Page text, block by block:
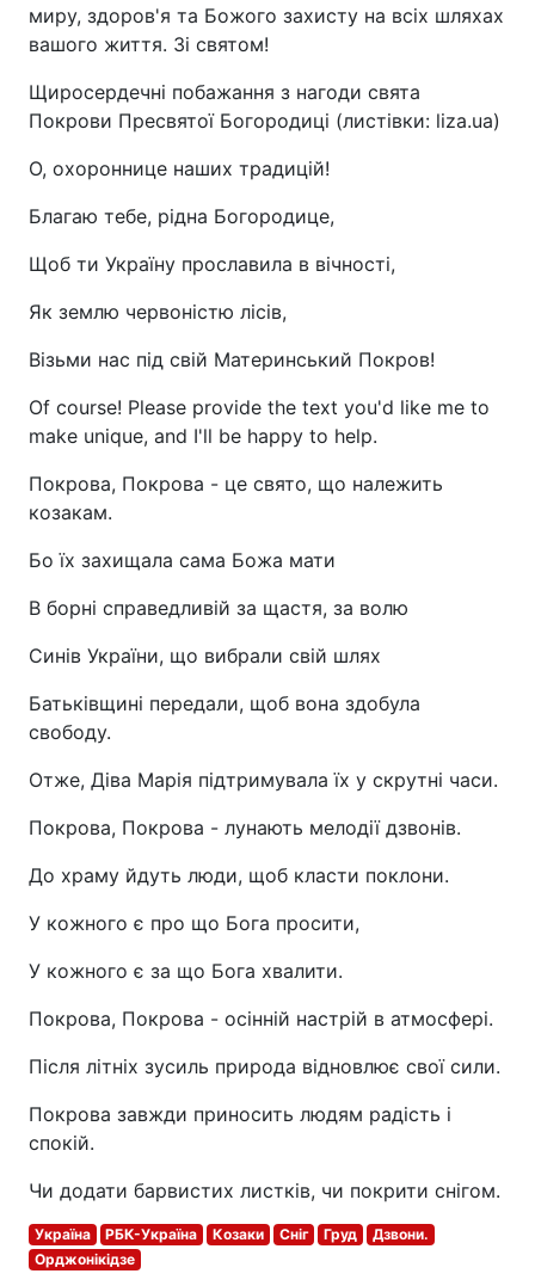
миру, здоров'я та Божого захисту на всіх шляхах
вашого життя. Зі святом!
Щиросердечні побажання з нагоди свята
Покрови Пресвятої Богородиці (листівки: liza.ua)
О, охороннице наших традицій!
Благаю тебе, рідна Богородице,
Щоб ти Україну прославила в вічності,
Як землю червоністю лісів,
Візьми нас під свій Материнський Покров!
Of course! Please provide the text you'd like me to
make unique, and I'll be happy to help.
Покрова, Покрова - це свято, що належить
козакам.
Бо їх захищала сама Божа мати
В борні справедливій за щастя, за волю
Синів України, що вибрали свій шлях
Батьківщині передали, щоб вона здобула
свободу.
Отже, Діва Марія підтримувала їх у скрутні часи.
Покрова, Покрова - лунають мелодії дзвонів.
До храму йдуть люди, щоб класти поклони.
У кожного є про що Бога просити,
У кожного є за що Бога хвалити.
Покрова, Покрова - осінній настрій в атмосфері.
Після літніх зусиль природа відновлює свої сили.
Покрова завжди приносить людям радість і
спокій.
Чи додати барвистих листків, чи покрити снігом.
Україна РБК-Україна Козаки Сніг Груд
Дзвони.
Орджонікідзе